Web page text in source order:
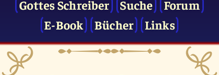
Gottes Schreiber
Suche
Forum
E-Book
Bücher Links